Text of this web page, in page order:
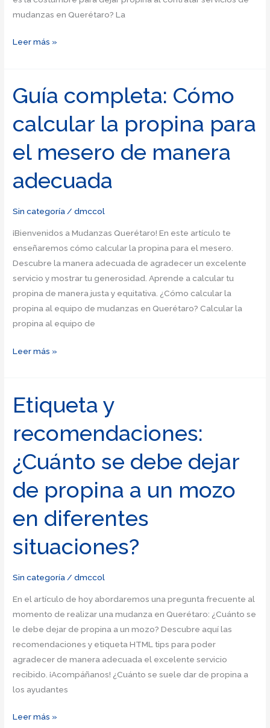
mudanzas en Querétaro? La
Conoce
de
propinas
Argentina:
¿cuánto
se
acostumbra
Leer más »
Guía completa: Cómo
calcular la propina para
el mesero de manera
adecuada
Sin categoría/dmccol
¡Bienvenidos a Mudanzas Querétaro! En este artículo te
enseñaremos cómo calcular la propina para el mesero.
Descubre la manera adecuada de agradecer un excelente
servicio y mostrar tu generosidad. Aprende a calcular tu
propina de manera justa y equitativa. ¿Cómo calcular la
propina al equipo de mudanzas en Querétaro? Calcular la
propina al equipo de
Guía
calcular
la
para
mesero
de
adecuada
Leer más »
Etiqueta y
recomendaciones:
¿Cuánto se debe dejar
de propina a un mozo
en diferentes
situaciones?
Sin categoría /dmccol
En el artículo de hoy abordaremos una pregunta frecuente al
momento de realizar una mudanza en Querétaro: ¿Cuánto se
le debe dejar de propina a un mozo? Descubre aquí las
recomendaciones y etiqueta HTML tips para poder
agradecer de manera adecuada el excelente servicio
recibido. ¡Acompáñanos! ¿Cuánto se suele dar de propina a
los ayudantes
Etiqueta
Leer más »